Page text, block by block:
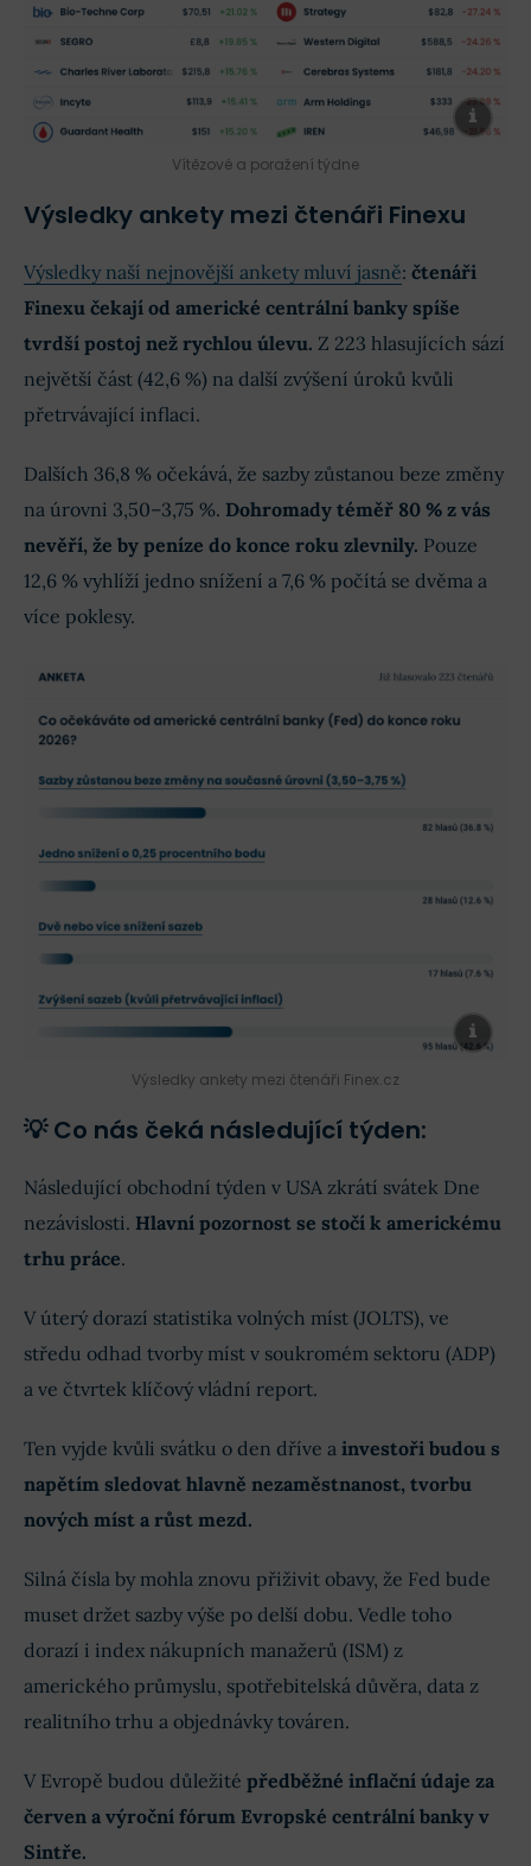
Vítězové a poražení týdne
Výsledky ankety mezi čtenáři Finexu
Výsledky naší nejnovější ankety mluví jasně: čtenáři
Finexu čekají od americké centrální banky spíše
tvrdší postoj než rychlou úlevu. Z 223 hlasujících sází
největší část (42,6 %) na další zvýšení úroků kvůli
přetrvávající inflaci.
Dalších 36,8 % očekává, že sazby zůstanou beze změny
na úrovni 3,50–3,75 %. Dohromady téměř 80 % z vás
nevěří, že by peníze do konce roku zlevnily. Pouze
12,6 % vyhlíží jedno snížení a 7,6 % počítá se dvěma a
více poklesy.
Výsledky ankety mezi čtenáři Finex.cz
💡 Co nás čeká následující týden:
Následující obchodní týden v USA zkrátí svátek Dne
nezávislosti. Hlavní pozornost se stočí k americkému
trhu práce.
V úterý dorazí statistika volných míst (JOLTS), ve
středu odhad tvorby míst v soukromém sektoru (ADP)
a ve čtvrtek klíčový vládní report.
Ten vyjde kvůli svátku o den dříve a investoři budou s
napětím sledovat hlavně nezaměstnanost, tvorbu
nových míst a růst mezd.
Silná čísla by mohla znovu přiživit obavy, že Fed bude
muset držet sazby výše po delší dobu. Vedle toho
dorazí i index nákupních manažerů (ISM) z
amerického průmyslu, spotřebitelská důvěra, data z
realitního trhu a objednávky továren.
V Evropě budou důležité předběžné inflační údaje za
červen a výroční fórum Evropské centrální banky v
Sintře.